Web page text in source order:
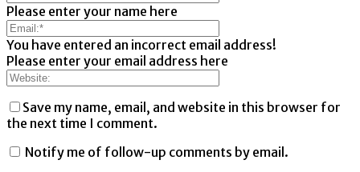
Please enter your name here
You have entered an incorrect email address!
Please enter your email address here
Save my name, email, and website in this browser for
the next time I comment.
Notify me of follow-up comments by email.